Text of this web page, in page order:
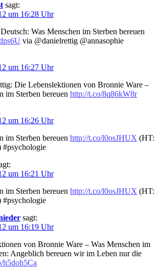
sagt:
um 16:28 Uhr
Was Menschen im Sterben bereuen
via @danielrettig @annasophie
um 16:27 Uhr
Die Lebenslektionen von Bronnie Ware –
im Sterben bereuen http://t.co/8q86kW8r
um 16:26 Uhr
im Sterben bereuen http://t.co/l0osJHUX (HT:
#psychologie
um 16:21 Uhr
im Sterben bereuen http://t.co/l0osJHUX (HT:
#psychologie
sagt:
um 16:19 Uhr
von Bronnie Ware – Was Menschen im
Angeblich bereuen wir im Leben nur die
h5doh5Ca